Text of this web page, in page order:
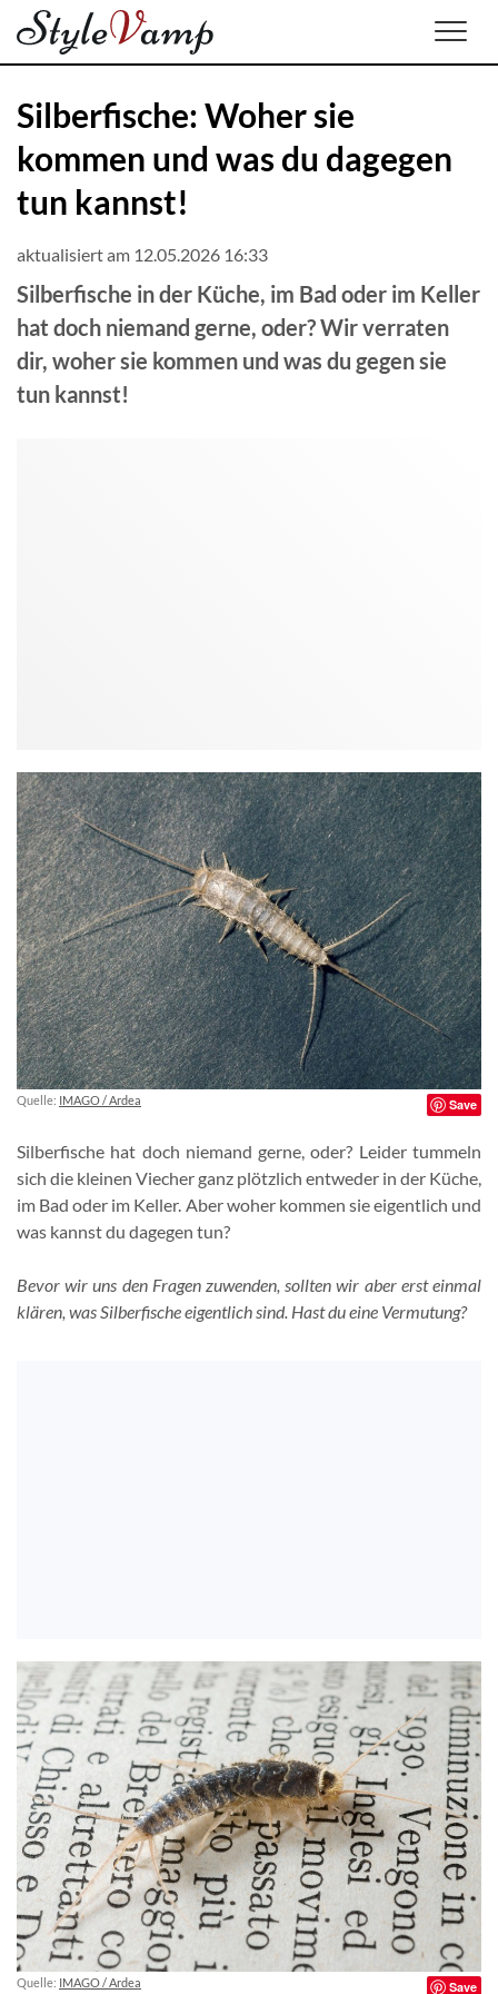
Silberfische: Woher sie
kommen und was du dagegen
tun kannst!
aktualisiert am 12.05.2026 16:33
Silberfische in der Küche, im Bad oder im Keller
hat doch niemand gerne, oder? Wir verraten
dir, woher sie kommen und was du gegen sie
tun kannst!
Quelle: IMAGO / Ardea Save
Silberfische hat doch niemand gerne, oder? Leider tummeln
sich die kleinen Viecher ganz plötzlich entweder in der Küche,
im Bad oder im Keller. Aber woher kommen sie eigentlich und
was kannst du dagegen tun?
Bevor wir uns den Fragen zuwenden, sollten wir aber erst einmal
klären, was Silberfische eigentlich sind. Hast du eine Vermutung?
Quelle: IMAGO / Ardea Save